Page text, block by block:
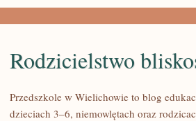
Rodzicielstwo
Przedszkole w Wielichowie to blog
dzieciach 3–6, niemowlętach oraz